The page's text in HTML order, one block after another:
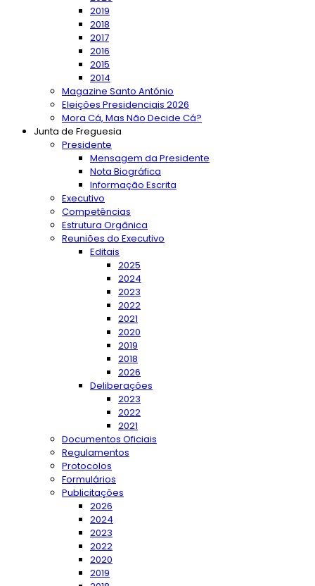
2019
2018
2017
2016
2015
2014
Magazine Santo António
Eleições Presidenciais 2026
Mora Cá, Mas Não Decide Cá?
Junta de Freguesia
Presidente
Mensagem da Presidente
Nota Biográfica
Informação Escrita
Executivo
Competências
Estrutura Orgânica
Reuniões do Executivo
Editais
2025
2024
2023
2022
2021
2020
2019
2018
2026
Deliberações
2023
2022
2021
Documentos Oficiais
Regulamentos
Protocolos
Formulários
Publicitações
2026
2024
2023
2022
2020
2019